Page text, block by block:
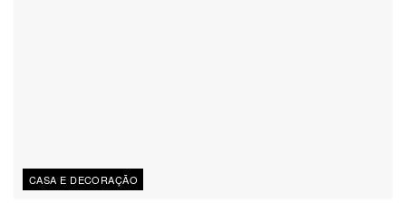
CASA E DECORAÇÃO